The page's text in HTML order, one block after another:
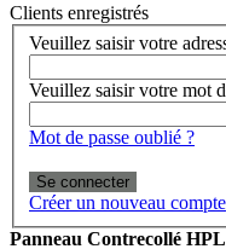
Clients enregistrés
Veuillez saisir votre
Veuillez saisir votre mot
Mot de passe oublié ?
Se connecter
Créer un nouveau compte
Panneau Contrecollé HPL